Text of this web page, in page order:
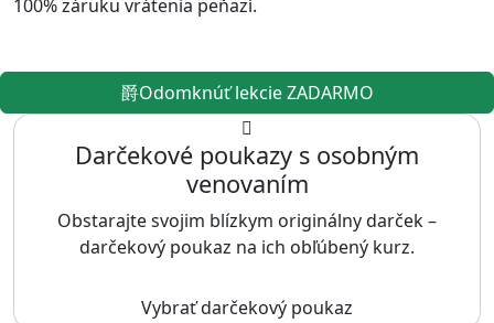
100% záruku vrátenia peňazí.
Odomknúť lekcie ZADARMO
Darčekové poukazy s osobným
venovaním
Obstarajte svojim blízkym originálny darček –
darčekový poukaz na ich obľúbený kurz.
Vybrať darčekový poukaz